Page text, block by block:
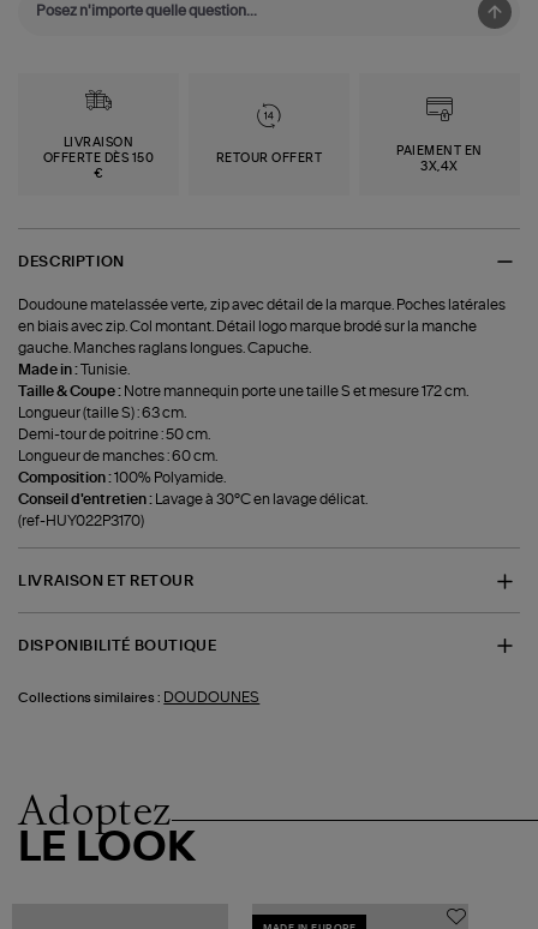
LIVRAISON
OFFERTE DÈS 150
€
RETOUR OFFERT
PAIEMENT EN
3X,4X
DESCRIPTION
Doudoune matelassée verte, zip avec détail de la marque. Poches latérales
en biais avec zip. Col montant. Détail logo marque brodé sur la manche
gauche. Manches raglans longues. Capuche.
Made in :
Tunisie.
Taille & Coupe : Notre mannequin porte une taille S et mesure 172 cm.
Longueur (taille S) : 63 cm.
Demi-tour de poitrine : 50 cm.
Longueur de manches : 60 cm.
Composition :100% Polyamide.
Conseil d'entretien : Lavage à 30°C en lavage délicat.
(ref-HUY022P3170)
LIVRAISON ET RETOUR
DISPONIBILITÉ BOUTIQUE
Collections similaires : DOUDOUNES
Adoptez
LE LOOK